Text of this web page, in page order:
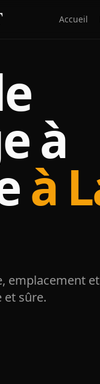
Accueil
à
à
emplacement
et sûre.